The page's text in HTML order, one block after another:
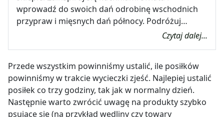
wprowadź do swoich dań odrobinę wschodnich
przypraw i mięsnych dań północy. Podróżuj…
Czytaj dalej...
Przede wszystkim powinniśmy ustalić, ile posiłków
powinniśmy w trakcie wycieczki zjeść. Najlepiej ustalić
posiłek co trzy godziny, tak jak w normalny dzień.
Następnie warto zwrócić uwagę na produkty szybko
psujące się (na przykład wędliny czy towary